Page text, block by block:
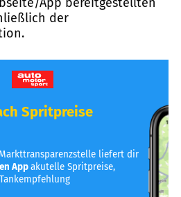
der
Spritpreise
liefert dir
Appakutelle Spritpreise,